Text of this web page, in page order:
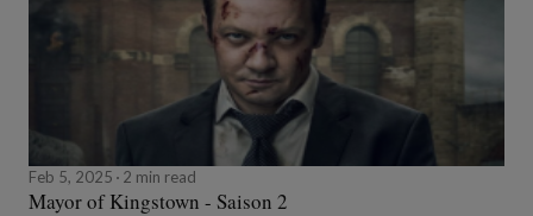
Feb 5, 2025 2 min read
Mayor of Kingstown - Saison 2